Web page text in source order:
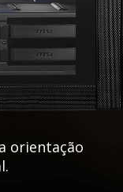
orientação